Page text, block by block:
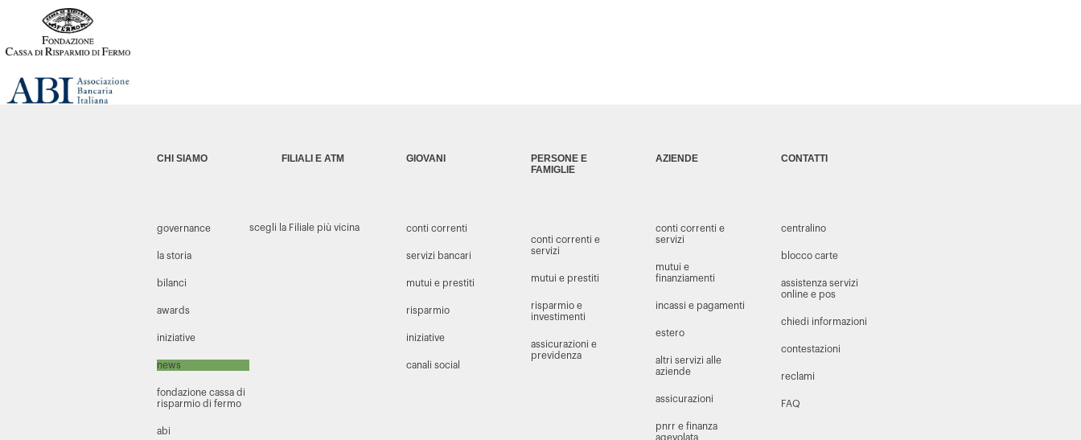
CHI SIAMO
governance
la storia
bilanci
awards
iniziative
news
fondazione cassa di
risparmio di fermo
abi
FILIALI E ATM
scegli la Filiale più vicina
GIOVANI
conti correnti
servizi bancari
mutui e prestiti
risparmio
iniziative
canali social
PERSONE E
FAMIGLIE
conti correnti e
servizi
mutui e prestiti
risparmio e
investimenti
assicurazioni e
previdenza
AZIENDE
conti correnti e
servizi
mutui e
finanziamenti
incassi e pagamenti
estero
altri servizi alle
aziende
assicurazioni
pnrr e finanza
agevolata
CONTATTI
centralino
blocco carte
assistenza servizi
online e pos
chiedi informazioni
contestazioni
reclami
FAQ